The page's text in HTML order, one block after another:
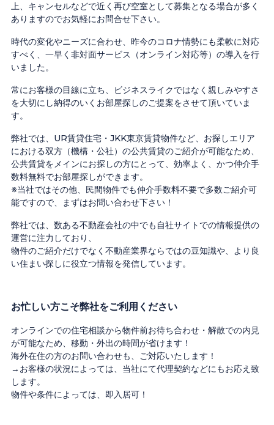
上、キャンセルなどで近く再び空室として募集となる場合が多く
ありますのでお気軽にお問合せ下さい。
時代の変化やニーズに合わせ、昨今のコロナ情勢にも柔軟に対応
すべく、一早く非対面サービス（オンライン対応等）の導入を行
いました。
常にお客様の目線に立ち、ビジネスライクではなく親しみやすさ
を大切にし納得のいくお部屋探しのご提案をさせて頂いていま
す。
弊社では、UR賃貸住宅・JKK東京賃貸物件など、お探しエリア
における双方（機構・公社）の公共賃貸のご紹介が可能なため、
公共賃貸をメインにお探しの方にとって、効率よく、かつ仲介手
数料無料でお部屋探しができます。
※当社ではその他、民間物件でも仲介手数料不要で多数ご紹介可
能ですので、まずはお問い合わせ下さい！
弊社では、数ある不動産会社の中でも自社サイトでの情報提供の
運営に注力しており、
物件のご紹介だけでなく不動産業界ならではの豆知識や、より良
い住まい探しに役立つ情報を発信しています。
お忙しい方こそ弊社をご利用ください
オンラインでの住宅相談から物件前お待ち合わせ・解散での内見
が可能なため、移動・外出の時間が省けます！
海外在住の方のお問い合わせも、ご対応いたします！
→お客様の状況によっては、当社にて代理契約などにもお応え致
します。
物件や条件によっては、即入居可！